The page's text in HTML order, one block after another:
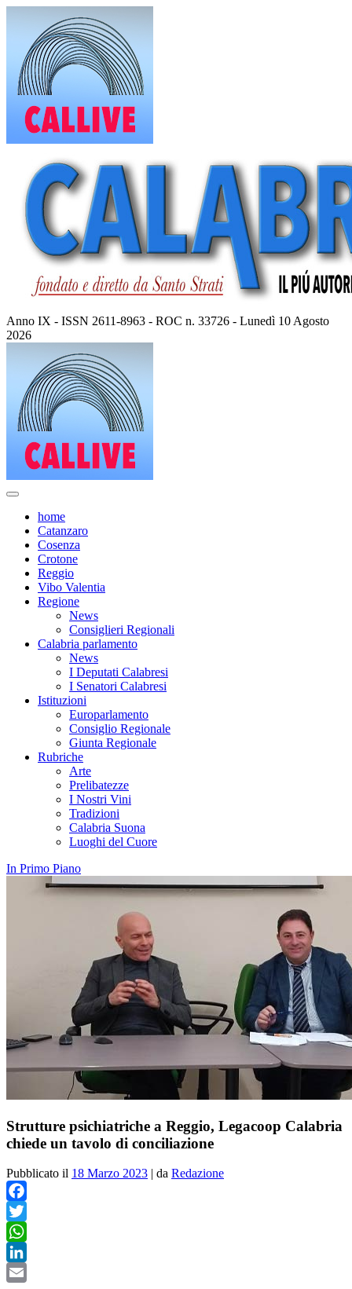
contenuto
Anno IX - ISSN 2611-8963 - ROC n. 33726 - Lunedì 10 Agosto
2026
home
Catanzaro
Cosenza
Crotone
Reggio
Vibo Valentia
Regione
News
Consiglieri Regionali
Calabria parlamento
News
I Deputati Calabresi
I Senatori Calabresi
Istituzioni
Europarlamento
Consiglio Regionale
Giunta Regionale
Rubriche
Arte
Prelibatezze
I Nostri Vini
Tradizioni
Calabria Suona
Luoghi del Cuore
In Primo Piano
Strutture psichiatriche a Reggio, Legacoop Calabria
chiede un tavolo di conciliazione
Pubblicato il 18 Marzo 2023 | da Redazione
Facebook
Twitter
WhatsApp
LinkedIn